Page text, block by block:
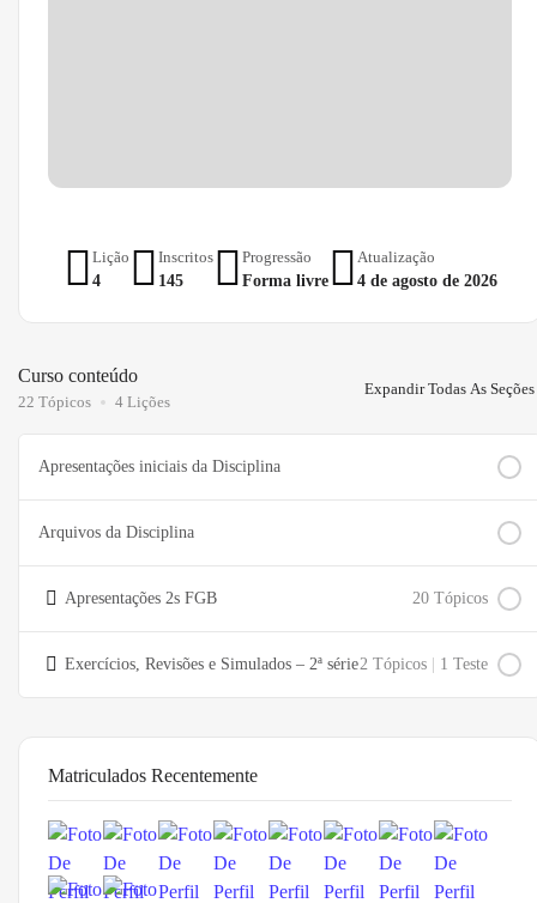
Lição
4
Inscritos
145
Progressão
Forma livre
Atualização
4 de agosto de 2026
Curso conteúdo
22 Tópicos 4 Lições
Expandir Todas As Seções
Apresentações iniciais da Disciplina
Arquivos da Disciplina
Apresentações 2s FGB 20 Tópicos
Exercícios, Revisões e Simulados – 2ª série2 Tópicos 1 Teste
Matriculados Recentemente